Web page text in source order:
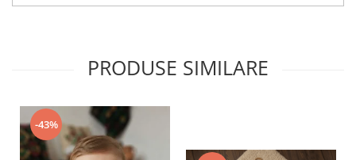
PRODUSE SIMILARE
-43%